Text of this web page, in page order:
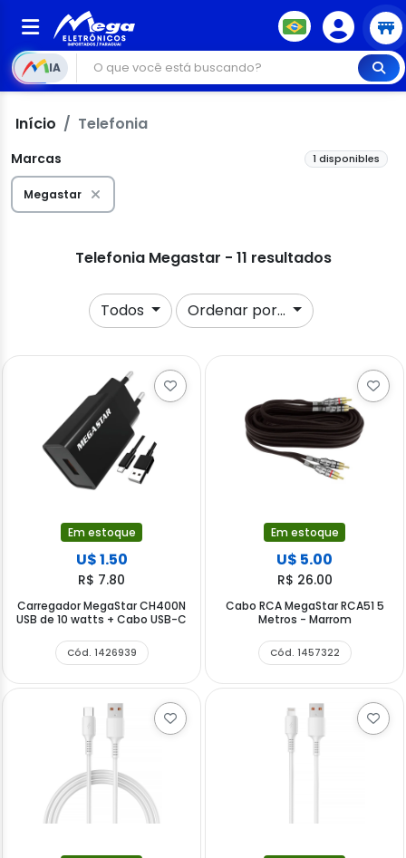
IA
Início Telefonia
Marcas 1 disponibles
Megastar
Telefonia Megastar - 11 resultados
Todos Ordenar por...
Em estoque
U$ 1.50
R$ 7.80
Carregador MegaStar CH400N
USB de 10 watts + Cabo USB-C
Cód. 1426939
Em estoque
U$ 5.00
R$ 26.00
Cabo RCA MegaStar RCA51 5
Metros - Marrom
Cód. 1457322